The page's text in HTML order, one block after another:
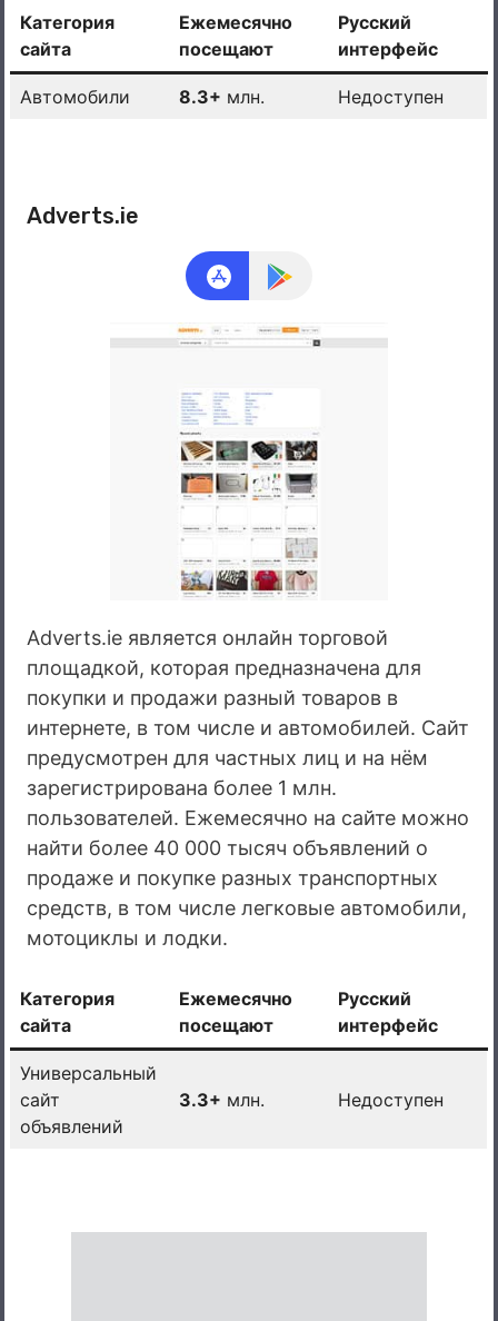
Категория
сайта
Ежемесячно
посещают
Русский
интерфейс
Автомобили 8.3+ млн. Недоступен
Adverts.ie
Adverts.ie является онлайн торговой
площадкой, которая предназначена для
покупки и продажи разный товаров в
интернете, в том числе и автомобилей. Сайт
предусмотрен для частных лиц и на нём
зарегистрирована более 1 млн.
пользователей. Ежемесячно на сайте можно
найти более 40 000 тысяч объявлений о
продаже и покупке разных транспортных
средств, в том числе легковые автомобили,
мотоциклы и лодки.
Категория
сайта
Ежемесячно
посещают
Русский
интерфейс
Универсальный
сайт
объявлений
3.3+ млн. Недоступен